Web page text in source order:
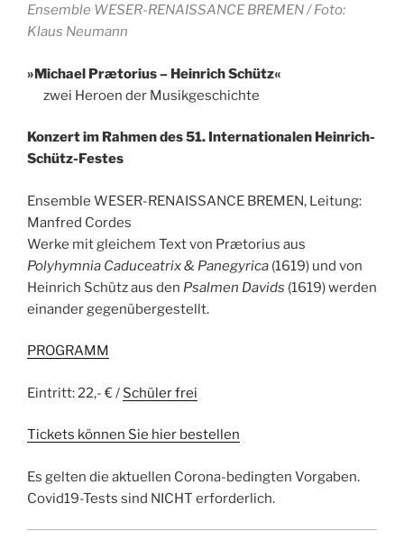
Ensemble WESER-RENAISSANCE BREMEN / Foto:
Klaus Neumann
»Michael Prætorius – Heinrich Schütz«
zwei Heroen der Musikgeschichte
Konzert im Rahmen des 51. Internationalen Heinrich-
Schütz-Festes
Ensemble WESER-RENAISSANCE BREMEN, Leitung:
Manfred Cordes
Werke mit gleichem Text von Prætorius aus
Polyhymnia Caduceatrix & Panegyrica (1619) und von
Heinrich Schütz aus den Psalmen Davids (1619) werden
einander gegenübergestellt.
PROGRAMM
Eintritt: 22,- € / Schüler frei
Tickets können Sie hier bestellen
Es gelten die aktuellen Corona-bedingten Vorgaben.
Covid19-Tests sind NICHT erforderlich.